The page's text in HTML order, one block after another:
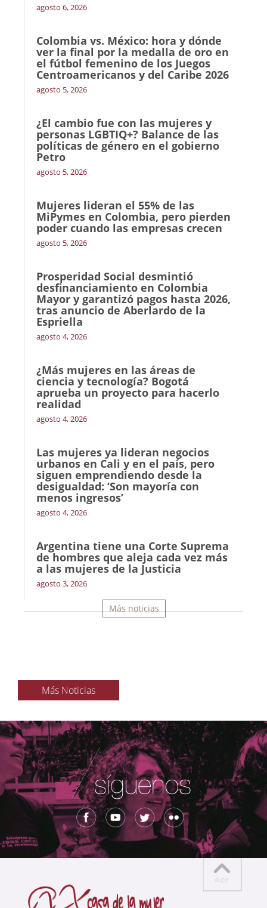
agosto 6, 2026
Colombia vs. México: hora y dónde
ver la final por la medalla de oro en
el fútbol femenino de los Juegos
Centroamericanos y del Caribe 2026
agosto 5, 2026
¿El cambio fue con las mujeres y
personas LGBTIQ+? Balance de las
políticas de género en el gobierno
Petro
agosto 5, 2026
Mujeres lideran el 55% de las
MiPymes en Colombia, pero pierden
poder cuando las empresas crecen
agosto 5, 2026
Prosperidad Social desmintió
desfinanciamiento en Colombia
Mayor y garantizó pagos hasta 2026,
tras anuncio de Aberlardo de la
Espriella
agosto 4, 2026
¿Más mujeres en las áreas de
ciencia y tecnología? Bogotá
aprueba un proyecto para hacerlo
realidad
agosto 4, 2026
Las mujeres ya lideran negocios
urbanos en Cali y en el país, pero
siguen emprendiendo desde la
desigualdad: ‘Son mayoría con
menos ingresos’
agosto 4, 2026
Argentina tiene una Corte Suprema
de hombres que aleja cada vez más
a las mujeres de la Justicia
agosto 3, 2026
Más noticias
Más Noticias